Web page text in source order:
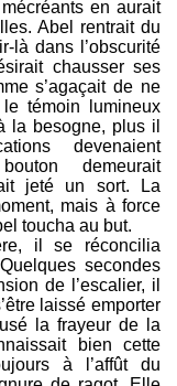
en aurait
Abel rentrait du
là dans l’obscurité
chausser ses
s’agaçait de ne
témoin lumineux
la besogne, plus il
devenaient
demeurait
jeté un sort. La
mais à force
toucha au but.
il se réconcilia
secondes
de l’escalier, il
laissé emporter
la frayeur de la
bien cette
à l’affût du